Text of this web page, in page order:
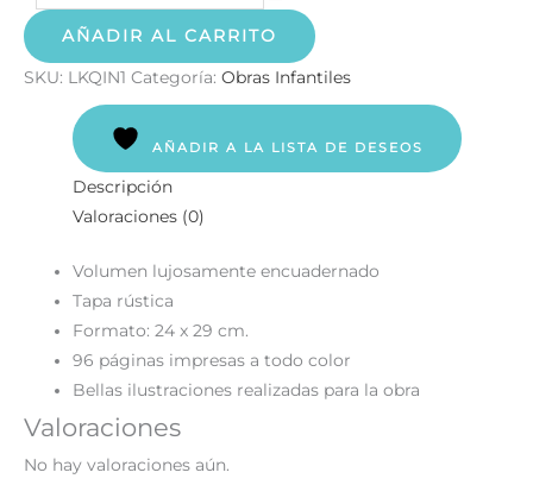
AÑADIR AL CARRITO
SKU: LKQIN1 Categoría: Obras Infantiles
AÑADIR A LA LISTA DE DESEOS
Descripción
Valoraciones (0)
Volumen lujosamente encuadernado
Tapa rústica
Formato: 24 x 29 cm.
96 páginas impresas a todo color
Bellas ilustraciones realizadas para la obra
Valoraciones
No hay valoraciones aún.